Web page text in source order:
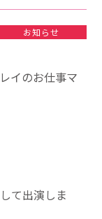
お知らせ
イのお仕事マ
て出演しま